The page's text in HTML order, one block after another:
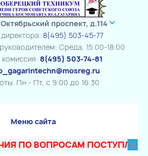
проспект, д.114
8(495) 503-45-77
Среда, 15:00-18:00
8(495) 503-74-81
Пн - Пт, с 9:00 до 16:30
Меню сайта
ПО ВОПРОСАМ ПОСТУПЛЕНИЯ
×